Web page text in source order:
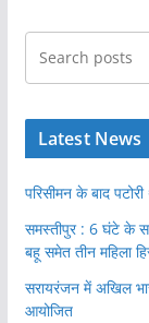
Latest News
परिसीमन के बाद
समस्तीपुर : 6 घंटे के
बहू समेत तीन महिला
सरायरंजन में अखिल
आयोजित